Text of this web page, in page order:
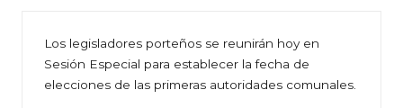
Los legisladores porteños se reunirán hoy en
Sesión Especial para establecer la fecha de
elecciones de las primeras autoridades comunales.